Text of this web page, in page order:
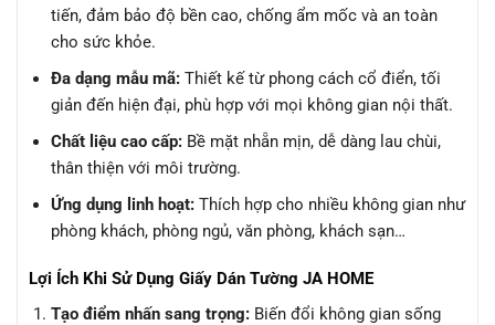
tiến, đảm bảo độ bền cao, chống ẩm mốc và an toàn
cho sức khỏe.
Đa dạng mẫu mã:Thiết kế từ phong cách cổ điển, tối
giản đến hiện đại, phù hợp với mọi không gian nội thất.
Chất liệu cao cấp:Bề mặt nhẵn mịn, dễ dàng lau chùi,
thân thiện với môi trường.
Ứng dụng linh hoạt:Thích hợp cho nhiều không gian như
phòng khách, phòng ngủ, văn phòng, khách sạn…
Lợi Ích Khi Sử Dụng Giấy Dán Tường JA HOME
Tạo điểm nhấn sang trọng:Biến đổi không gian sống